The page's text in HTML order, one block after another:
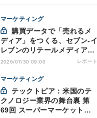
マーケティング
購買データで「売れるメ
ディア」をつくる、セブン-イ
レブンのリテールメディア戦
略
2026/07/30 09:00 レポート
マーケティング
クノロジー業界の舞台裏 第
69回 スーパーマーケットが